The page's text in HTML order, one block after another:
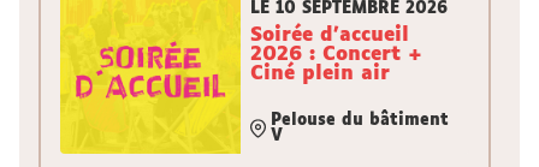
LE 10 SEPTEMBRE 2026
Soirée d'accueil
2026 : Concert +
Ciné plein air
Pelouse du bâtiment
V